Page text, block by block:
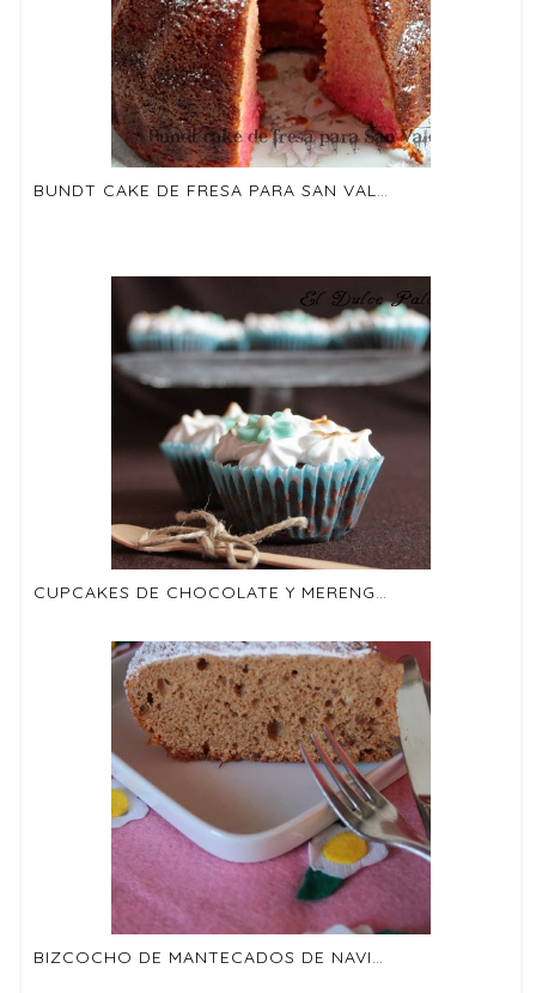
BUNDT CAKE DE FRESA PARA SAN VALENTÍN (SIN GLUTÉN, BAJA EN CALORÍAS)
CUPCAKES DE CHOCOLATE Y MERENGUE
BIZCOCHO DE MANTECADOS DE NAVIDAD (RECETA DE APROVECHAMIENTO)